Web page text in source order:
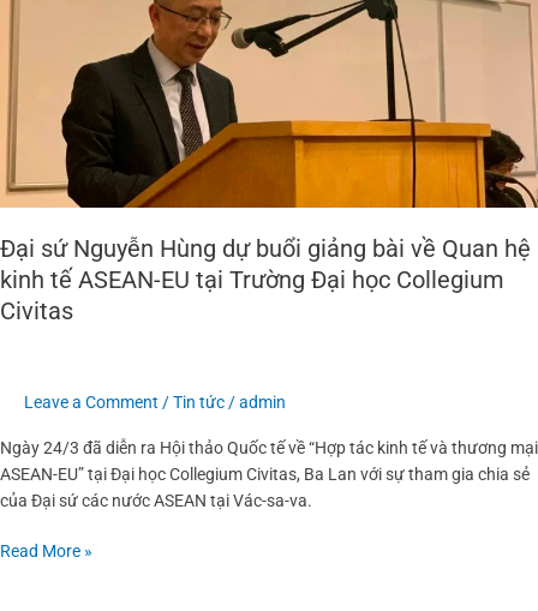
Đại sứ Nguyễn Hùng dự buổi giảng bài về Quan hệ
kinh tế ASEAN-EU tại Trường Đại học Collegium
Civitas
Leave a Comment /Tin tức/admin
Ngày 24/3 đã diễn ra Hội thảo Quốc tế về “Hợp tác kinh tế và thương mại
ASEAN-EU” tại Đại học Collegium Civitas, Ba Lan với sự tham gia chia sẻ
của Đại sứ các nước ASEAN tại Vác-sa-va.
ASEAN-
tại
Trường
Đại
học
Read More »